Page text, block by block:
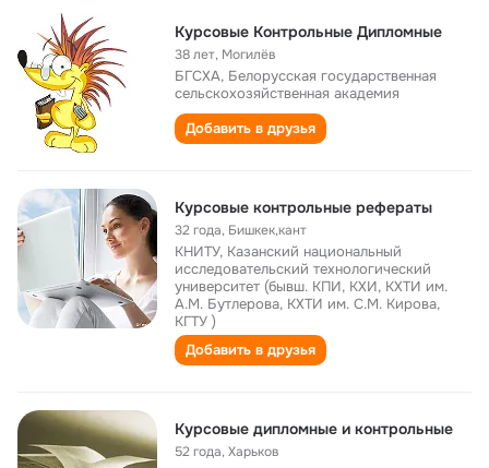
Курсовые Контрольные Дипломные
38 лет, Могилёв
БГСХА, Белорусская государственная
сельскохозяйственная академия
Добавить в друзья
Курсовые контрольные рефераты
32 года, Бишкек,кант
КНИТУ, Казанский национальный
исследовательский технологический
университет (бывш. КПИ, КХИ, КХТИ им.
А.М. Бутлерова, КХТИ им. С.М. Кирова,
КГТУ )
Добавить в друзья
Курсовые дипломные и контрольные
52 года,Харьков